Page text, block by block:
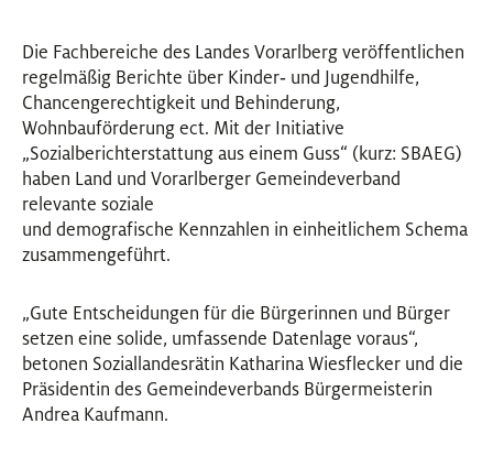
Die Fachbereiche des Landes Vorarlberg veröffentlichen
regelmäßig Berichte über Kinder‐ und Jugendhilfe,
Chancengerechtigkeit und Behinderung,
Wohnbauförderung ect. Mit der Initiative
„Sozialberichterstattung aus einem Guss“ (kurz: SBAEG)
haben Land und Vorarlberger Gemeindeverband
relevante soziale
und demografische Kennzahlen in einheitlichem Schema
zusammengeführt.
„Gute Entscheidungen für die Bürgerinnen und Bürger
setzen eine solide, umfassende Datenlage voraus“,
betonen Soziallandesrätin Katharina Wiesflecker und die
Präsidentin des Gemeindeverbands Bürgermeisterin
Andrea Kaufmann.